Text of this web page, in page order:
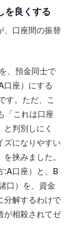
を良くする
、口座間の振替
、預金同士で
座）にする
す。ただ、こ
「これは口座
判別しにく
ズになりやすい
挟みました。
:A口座）と、B
口）を、資金
分解するわけで
が相殺されてゼ